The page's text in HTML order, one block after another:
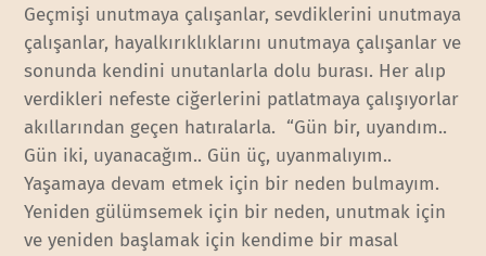
Geçmişi unutmaya çalışanlar, sevdiklerini unutmaya
çalışanlar, hayalkırıklıklarını unutmaya çalışanlar ve
sonunda kendini unutanlarla dolu burası. Her alıp
verdikleri nefeste ciğerlerini patlatmaya çalışıyorlar
akıllarından geçen hatıralarla. “Gün bir, uyandım..
Gün iki, uyanacağım.. Gün üç, uyanmalıyım..
Yaşamaya devam etmek için bir neden bulmayım.
Yeniden gülümsemek için bir neden, unutmak için
ve yeniden başlamak için kendime bir masal